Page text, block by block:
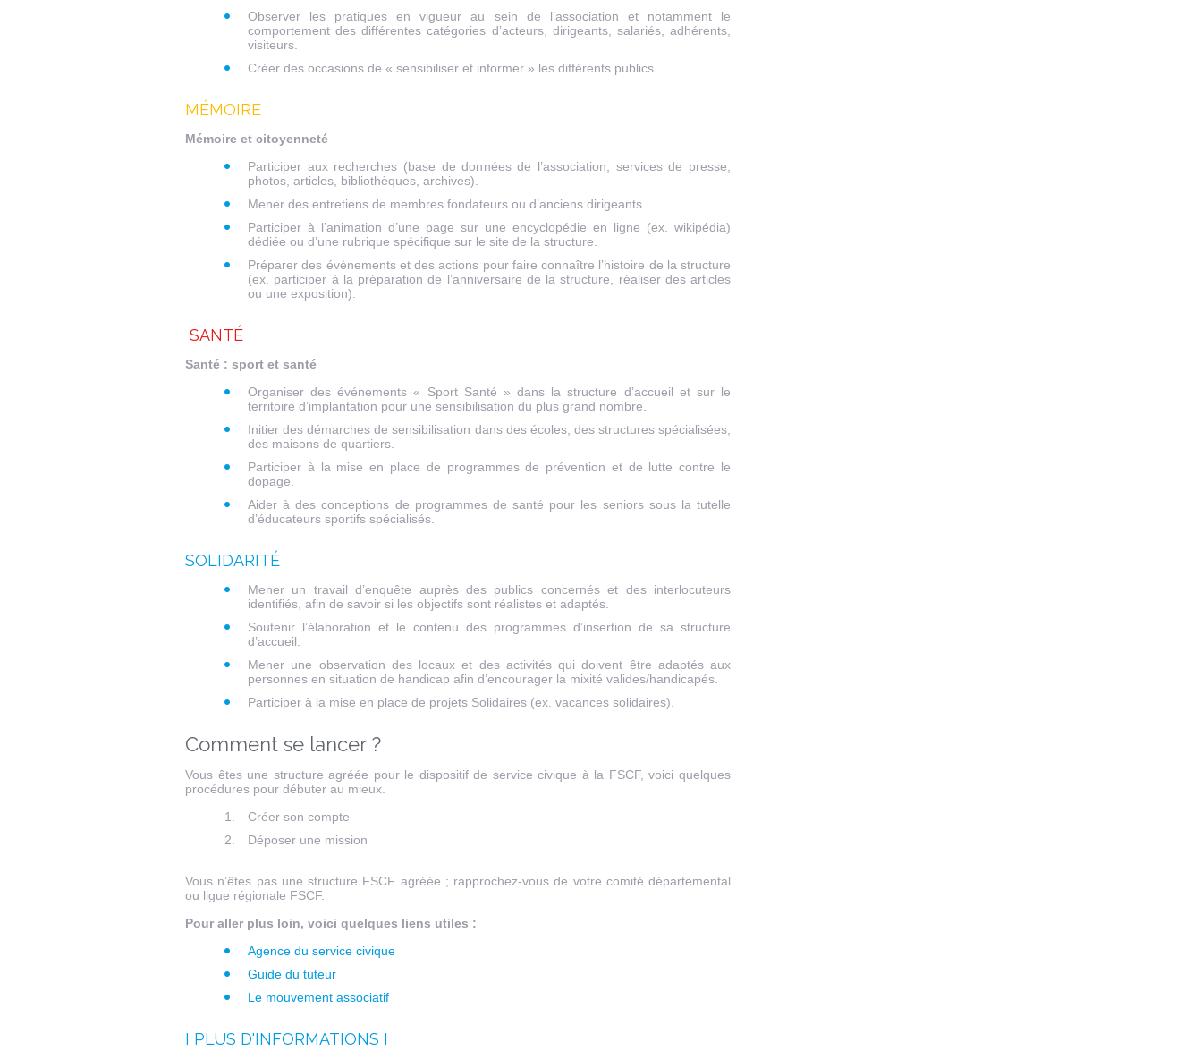
Observer les pratiques en vigueur au sein de l’association et notamment le
comportement des différentes catégories d’acteurs, dirigeants, salariés, adhérents,
visiteurs.
Créer des occasions de « sensibiliser et informer » les différents publics.
MÉMOIRE
Mémoire et citoyenneté
Participer aux recherches (base de données de l’association, services de presse,
photos, articles, bibliothèques, archives).
Mener des entretiens de membres fondateurs ou d’anciens dirigeants.
Participer à l’animation d’une page sur une encyclopédie en ligne (ex. wikipédia)
dédiée ou d’une rubrique spécifique sur le site de la structure.
Préparer des évènements et des actions pour faire connaître l’histoire de la structure
(ex. participer à la préparation de l’anniversaire de la structure, réaliser des articles
ou une exposition).
SANTÉ
Santé : sport et santé
Organiser des événements « Sport Santé » dans la structure d’accueil et sur le
territoire d’implantation pour une sensibilisation du plus grand nombre.
Initier des démarches de sensibilisation dans des écoles, des structures spécialisées,
des maisons de quartiers.
Participer à la mise en place de programmes de prévention et de lutte contre le
dopage.
Aider à des conceptions de programmes de santé pour les seniors sous la tutelle
d’éducateurs sportifs spécialisés.
SOLIDARITÉ
Mener un travail d’enquête auprès des publics concernés et des interlocuteurs
identifiés, afin de savoir si les objectifs sont réalistes et adaptés.
Soutenir l’élaboration et le contenu des programmes d’insertion de sa structure
d’accueil.
Mener une observation des locaux et des activités qui doivent être adaptés aux
personnes en situation de handicap afin d’encourager la mixité valides/handicapés.
Participer à la mise en place de projets Solidaires (ex. vacances solidaires).
Comment se lancer ?
Vous êtes une structure agréée pour le dispositif de service civique à la FSCF, voici quelques
procédures pour débuter au mieux.
Créer son compte
Déposer une mission
Vous n’êtes pas une structure FSCF agréée ; rapprochez-vous de votre comité départemental
ou ligue régionale FSCF.
Pour aller plus loin, voici quelques liens utiles :
Agence du service civique
Guide du tuteur
Le mouvement associatif
I PLUS D'INFORMATIONS I